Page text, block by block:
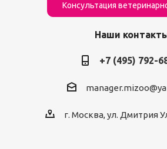
Консультация
Наши
+7 (495) 792-
г. Москва, ул. Дмитрия